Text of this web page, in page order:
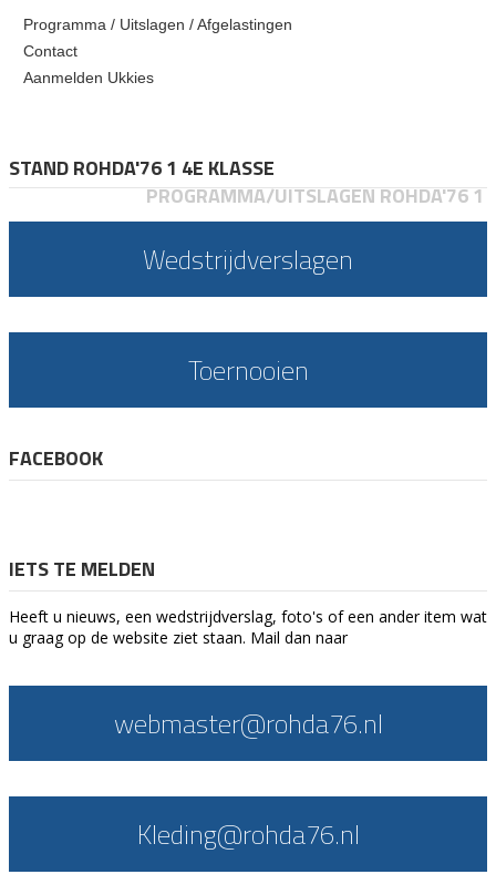
Programma / Uitslagen / Afgelastingen
Contact
Aanmelden Ukkies
STAND ROHDA'76 1 4E KLASSE
PROGRAMMA/UITSLAGEN ROHDA'76 1
Wedstrijdverslagen
Toernooien
FACEBOOK
IETS TE MELDEN
Heeft u nieuws, een wedstrijdverslag, foto's of een ander item wat
u graag op de website ziet staan. Mail dan naar
webmaster@rohda76.nl
Kleding@rohda76.nl